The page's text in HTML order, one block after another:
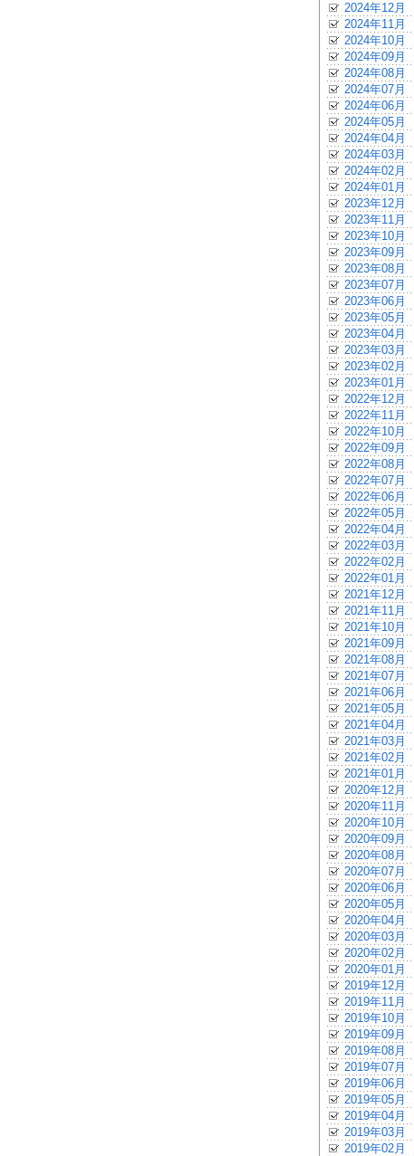
2024年12月
2024年11月
2024年10月
2024年09月
2024年08月
2024年07月
2024年06月
2024年05月
2024年04月
2024年03月
2024年02月
2024年01月
2023年12月
2023年11月
2023年10月
2023年09月
2023年08月
2023年07月
2023年06月
2023年05月
2023年04月
2023年03月
2023年02月
2023年01月
2022年12月
2022年11月
2022年10月
2022年09月
2022年08月
2022年07月
2022年06月
2022年05月
2022年04月
2022年03月
2022年02月
2022年01月
2021年12月
2021年11月
2021年10月
2021年09月
2021年08月
2021年07月
2021年06月
2021年05月
2021年04月
2021年03月
2021年02月
2021年01月
2020年12月
2020年11月
2020年10月
2020年09月
2020年08月
2020年07月
2020年06月
2020年05月
2020年04月
2020年03月
2020年02月
2020年01月
2019年12月
2019年11月
2019年10月
2019年09月
2019年08月
2019年07月
2019年06月
2019年05月
2019年04月
2019年03月
2019年02月